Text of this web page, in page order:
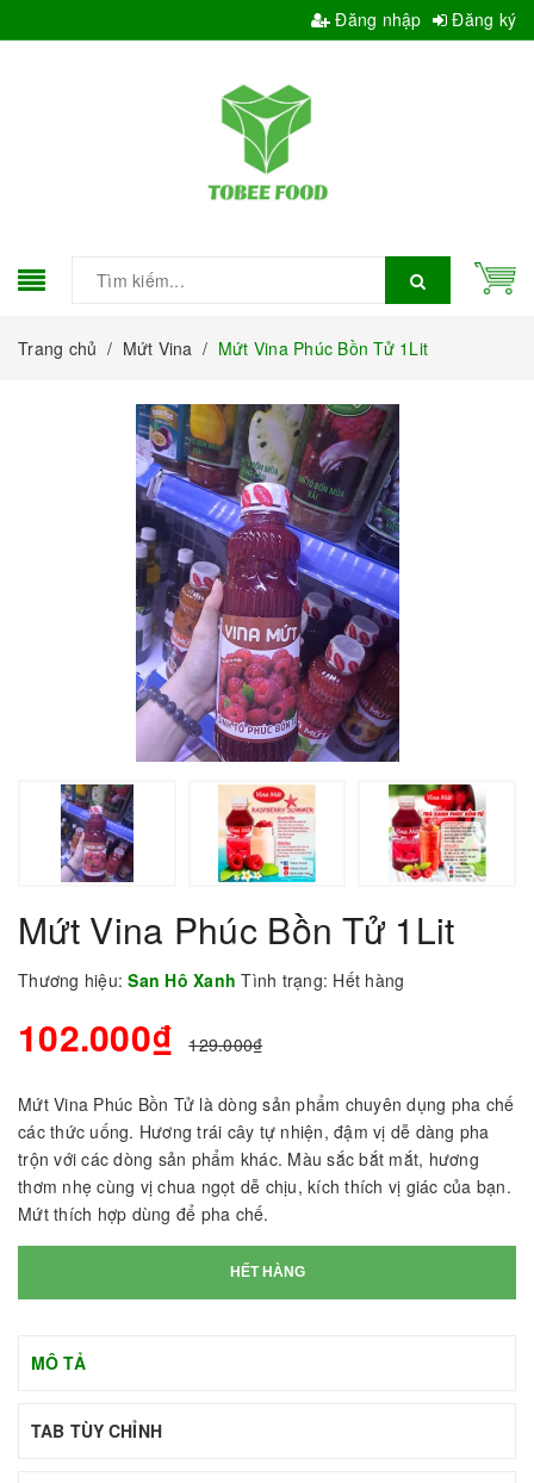
Đăng nhập Đăng ký
Trang chủ / Mứt Vina / Mứt Vina Phúc Bồn Tử 1Lit
Mứt Vina Phúc Bồn Tử 1Lit
Thương hiệu: San Hô XanhTình trạng: Hết hàng
102.000₫ 129.000₫
Mứt Vina Phúc Bồn Tử là dòng sản phẩm chuyên dụng pha chế
các thức uống. Hương trái cây tự nhiện, đậm vị dễ dàng pha
trộn với các dòng sản phẩm khác. Màu sắc bắt mắt, hương
thơm nhẹ cùng vị chua ngọt dễ chịu, kích thích vị giác của bạn.
Mứt thích hợp dùng để pha chế.
HẾT HÀNG
MÔ TẢ
TAB TÙY CHỈNH